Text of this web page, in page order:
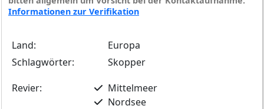
Informationen zur Verifikation
Land:
Europa
Schlagwörter:
Skopper
Revier:
Mittelmeer
Nordsee